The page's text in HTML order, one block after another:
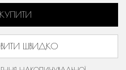
КУПИТИ
ШВИДКО